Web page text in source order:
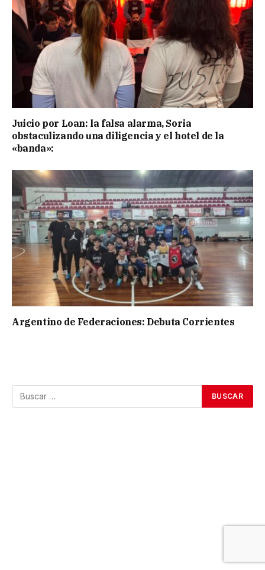
Juicio por Loan: la falsa alarma, Soria
obstaculizando una diligencia y el hotel de la
«banda»:
Argentino de Federaciones: Debuta Corrientes